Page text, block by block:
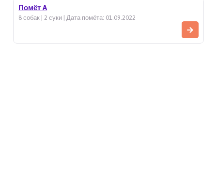
Помёт A
8 собак | 2 суки | Дата помёта: 01.09.2022